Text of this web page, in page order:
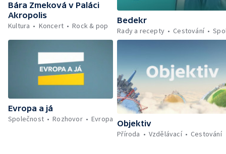
Bára Zmeková v Paláci
Akropolis
Kultura
Koncert Rock & pop
Bedekr
Rady a recepty
Cestování
Evropa a já
Společnost
Rozhovor Evropa Objektiv
Příroda
Vzdělávací Cestování